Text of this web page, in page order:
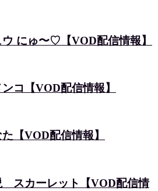
にゅ〜♡【VOD配信情報】
コ【VOD配信情報】
【VOD配信情報】
スカーレット【VOD配信情